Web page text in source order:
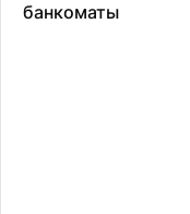
банкоматы